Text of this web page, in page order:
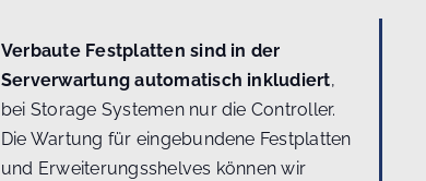
Verbaute Festplatten sind in der
Serverwartung automatisch inkludiert,
bei Storage Systemen nur die Controller.
Die Wartung für eingebundene Festplatten
und Erweiterungsshelves können wir